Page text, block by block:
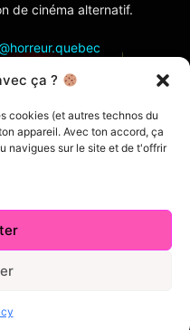
ça ?
cookies (et autres technos du
appareil. Avec ton accord, ça
navigues sur le site et de t'offrir
de cinéma alternatif.
droits réservés.